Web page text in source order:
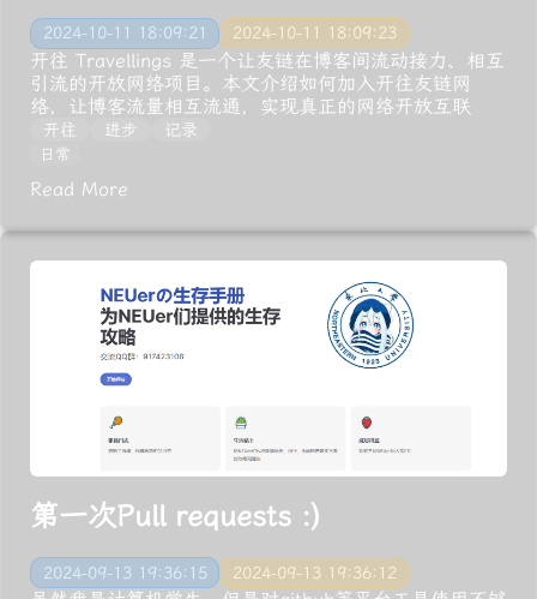
2024-10-11 18:09:21 2024-10-11 18:09:23
开往 Travellings 是一个让友链在博客间流动接力、相互
引流的开放网络项目。本文介绍如何加入开往友链网
络，让博客流量相互流通，实现真正的网络开放互联
开往 进步 记录
日常
Read More
第一次Pull requests :)
2024-09-13 19:36:15 2024-09-13 19:36:12